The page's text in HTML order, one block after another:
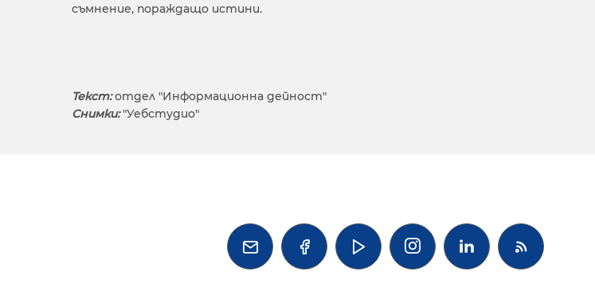
съмнение, пораждащо истини.
Текст:отдел "Информационна дейност"
Снимки:"Уебстудио"
   